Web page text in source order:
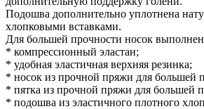
Подошва дополнительно уплотнена
хлопковыми вставками.
Для большей прочности носок
* компрессионный эластан;
* удобная эластичная верхняя резинка;
* носок из прочной пряжи для большей
* пятка из прочной пряжи для большей
* подошва из эластичного плотного